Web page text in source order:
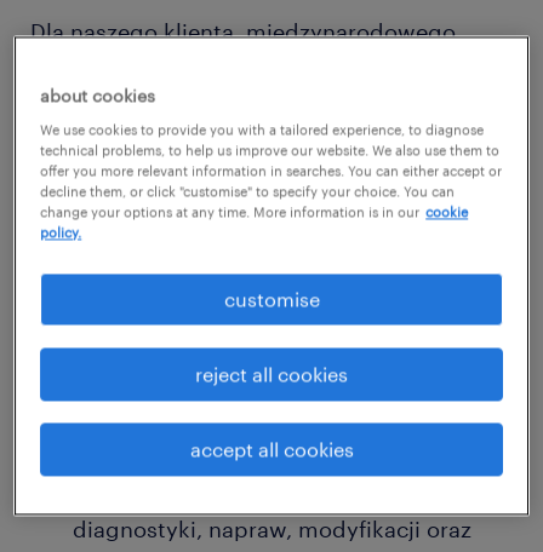
Dla naszego klienta, międzynarodowego
serwisowego dla branży lotniczej –
poszukujemy zmotywowanego i
wykwalifikowanego specjalisty na stanowisko
Technika Mechanika Serwisu. Jeśli posiadasz
zacięcie mechaniczne, z łatwością czytasz
rysunki techniczne i chcesz rozwijać się w
prestiżowym sektorze aerospace, ta oferta
jest dla Ciebie!
Jakie będą Twoje zadania?
diagnostyki, napraw, modyfikacji oraz
about cookies
We use cookies to provide you with a tailored experience, to diagnose
technical problems, to help us improve our website. We also use them to
offer you more relevant information in searches. You can either accept or
decline them, or click "customise" to specify your choice. You can
change your options at any time. More information is in our cookie
policy.
accept all cookies
reject all cookies
customise